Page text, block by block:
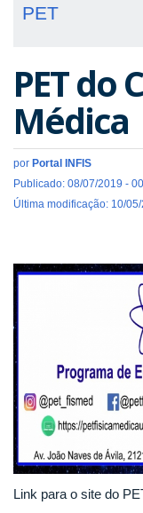
PET
PET do
Médica
por Portal INFIS
Publicado: 08/07/2019 -
Última modificação: 10/
Link para o site do